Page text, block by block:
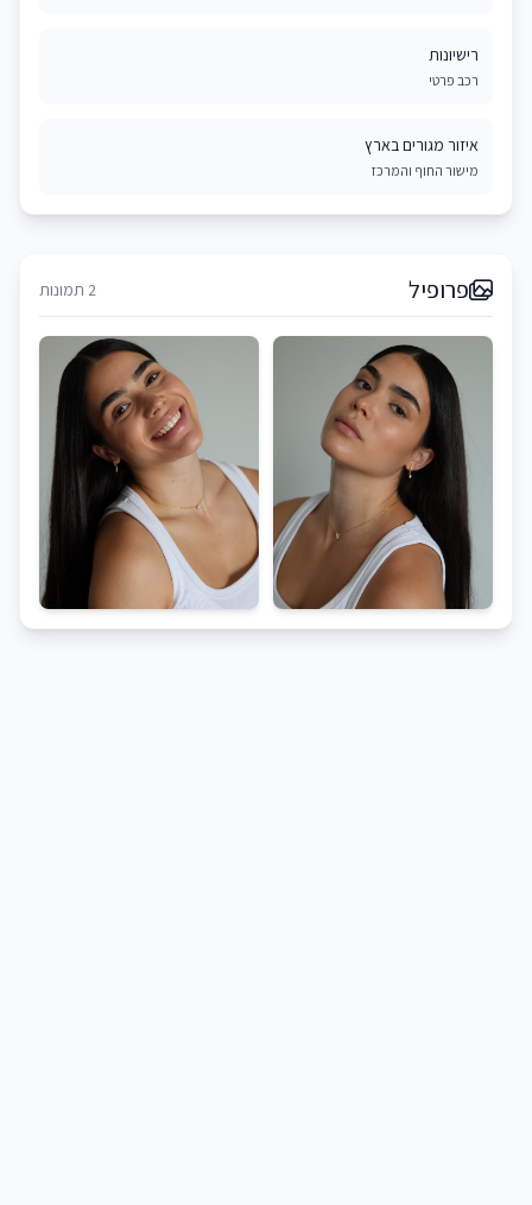
רישיונות
רכב פרטי
איזור מגורים בארץ
מישור החוף והמרכז
פרופיל 2 תמונות